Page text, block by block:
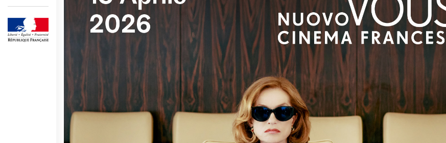
Riconoscimento diplomi
stranieri
SPETTACOLO DAL VIVO E
ARTI VISIVE
La festa della musica
Nouveau Grand Tour
Exaequa
Operazioni artistiche
CINEMA E AUDIOVISIVO
Fuori Sala